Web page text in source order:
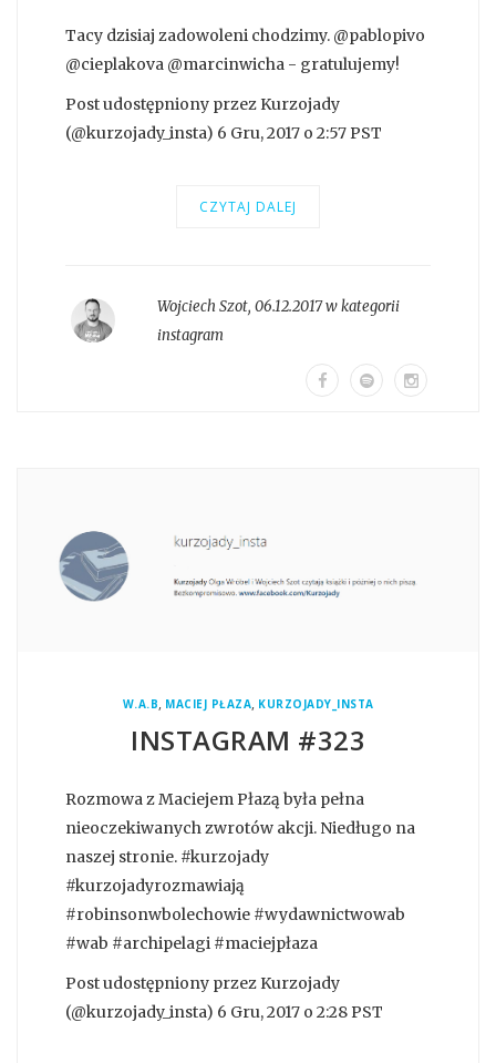
Tacy dzisiaj zadowoleni chodzimy. @pablopivo
@cieplakova @marcinwicha - gratulujemy!
Post udostępniony przez Kurzojady
(@kurzojady_insta) 6 Gru, 2017 o 2:57 PST
CZYTAJ DALEJ
Wojciech Szot, 06.12.2017 w kategorii
instagram
W.A.B, MACIEJ PŁAZA, KURZOJADY_INSTA
INSTAGRAM #323
Rozmowa z Maciejem Płazą była pełna
nieoczekiwanych zwrotów akcji. Niedługo na
naszej stronie. #kurzojady
#kurzojadyrozmawiają
#robinsonwbolechowie #wydawnictwowab
#wab #archipelagi #maciejpłaza
Post udostępniony przez Kurzojady
(@kurzojady_insta) 6 Gru, 2017 o 2:28 PST